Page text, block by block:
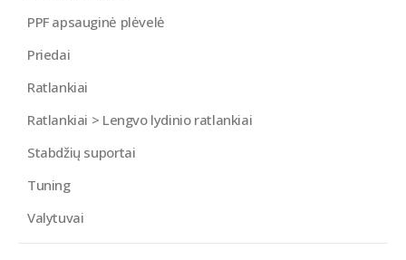
PPF apsauginė plėvelė
Priedai
Ratlankiai
Ratlankiai > Lengvo lydinio ratlankiai
Stabdžių suportai
Tuning
Valytuvai